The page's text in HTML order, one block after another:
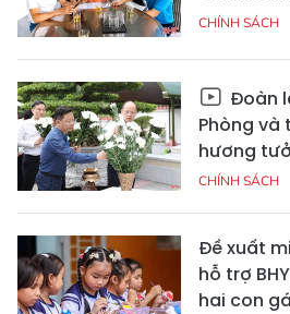
CHÍNH SÁCH
Đoàn
Phòng và
hương
CHÍNH SÁCH
Đề xuất
hỗ trợ
hai con